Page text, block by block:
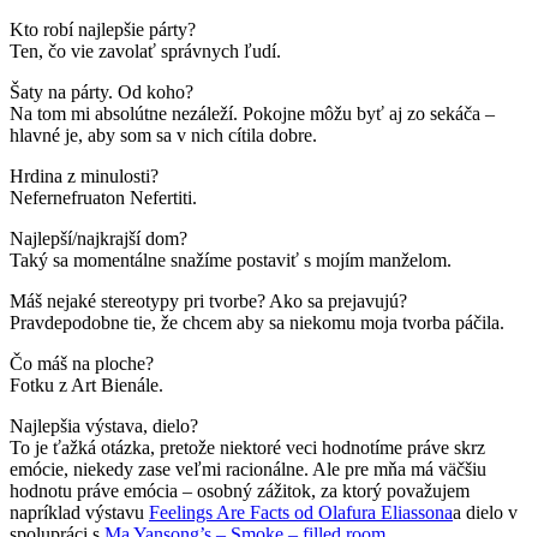
Kto robí najlepšie párty?
Ten, čo vie zavolať správnych ľudí.
Šaty na párty. Od koho?
Na tom mi absolútne nezáleží. Pokojne môžu byť aj zo sekáča –
hlavné je, aby som sa v nich cítila dobre.
Hrdina z minulosti?
Nefernefruaton Nefertiti.
Najlepší/najkrajší dom?
Taký sa momentálne snažíme postaviť s mojím manželom.
Máš nejaké stereotypy pri tvorbe? Ako sa prejavujú?
Pravdepodobne tie, že chcem aby sa niekomu moja tvorba páčila.
Čo máš na ploche?
Fotku z Art Bienále.
Najlepšia výstava, dielo?
To je ťažká otázka, pretože niektoré veci hodnotíme práve skrz
emócie, niekedy zase veľmi racionálne. Ale pre mňa má väčšiu
hodnotu práve emócia – osobný zážitok, za ktorý považujem
napríklad výstavu Feelings Are Facts od Olafura Eliassonaa dielo v